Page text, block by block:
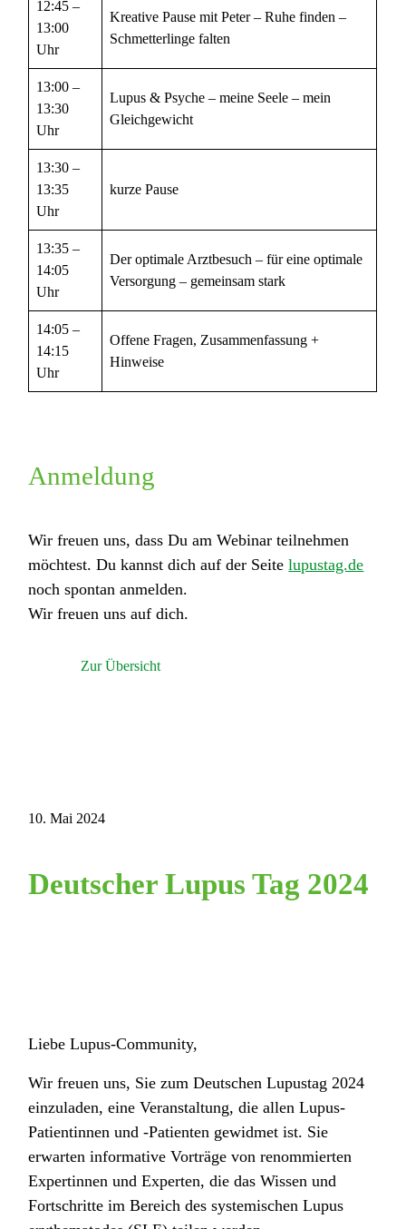
12:45 –
13:00
Uhr
Kreative Pause mit Peter – Ruhe finden –
Schmetterlinge falten
13:00 –
13:30
Uhr
Lupus & Psyche – meine Seele – mein
Gleichgewicht
13:30 –
13:35
Uhr
kurze Pause
13:35 –
14:05
Uhr
Der optimale Arztbesuch – für eine optimale
Versorgung – gemeinsam stark
14:05 –
14:15
Uhr
Offene Fragen, Zusammenfassung +
Hinweise
Anmeldung
Wir freuen uns, dass Du am Webinar teilnehmen
möchtest. Du kannst dich auf der Seitelupustag.de
noch spontan anmelden.
Wir freuen uns auf dich.
Zur Übersicht
10. Mai 2024
Deutscher Lupus Tag 2024
Liebe Lupus-Community,
Wir freuen uns, Sie zum Deutschen Lupustag 2024
einzuladen, eine Veranstaltung, die allen Lupus-
Patientinnen und -Patienten gewidmet ist. Sie
erwarten informative Vorträge von renommierten
Expertinnen und Experten, die das Wissen und
Fortschritte im Bereich des systemischen Lupus